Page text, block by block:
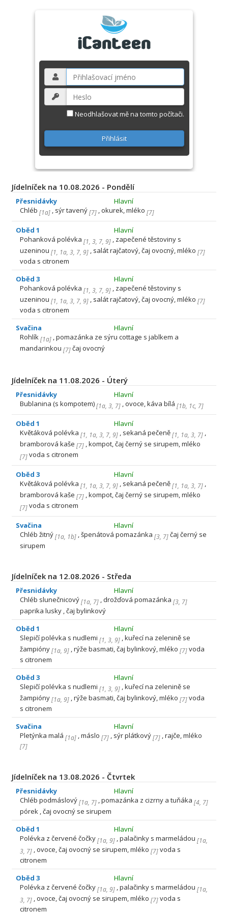
Neodhlašovat mě na tomto počítači.
Jídelníček na 10.08.2026 - Pondělí
Přesnidávky
Hlavní
Chléb [1a] , sýr tavený[7] , okurek, mléko [7]
Oběd 1
Hlavní
Pohanková polévka [1, 3, 7, 9] , zapečené těstoviny s
uzeninou [1, 1a, 3, 7, 9] , salát rajčatový, čaj ovocný, mléko [7]
voda s citronem
Oběd 3
Hlavní
Pohanková polévka [1, 3, 7, 9] , zapečené těstoviny s
uzeninou [1, 1a, 3, 7, 9] , salát rajčatový, čaj ovocný, mléko [7]
voda s citronem
Svačina
Hlavní
Rohlík[1a] , pomazánka ze sýru cottage s jablkem a
mandarinkou [7]čaj ovocný
Jídelníček na 11.08.2026 - Úterý
Přesnidávky
Hlavní
Bublanina (s kompotem)[1a, 3, 7] , ovoce, káva bílá [1b, 1c, 7]
Oběd 1
Hlavní
Květáková polévka [1, 1a, 3, 7, 9] , sekaná pečeně[1, 1a, 3, 7] ,
bramborová kaše [7] , kompot, čaj černý se sirupem, mléko
[7]voda s citronem
Oběd 3
Hlavní
Květáková polévka [1, 1a, 3, 7, 9] , sekaná pečeně[1, 1a, 3, 7] ,
bramborová kaše [7] , kompot, čaj černý se sirupem, mléko
[7]voda s citronem
Svačina
Hlavní
Chléb žitný[1a, 1b] , špenátová pomazánka [3, 7]čaj černý se
sirupem
Jídelníček na 12.08.2026 - Středa
Přesnidávky
Hlavní
Chléb slunečnicový[1a, 7] , drožďová pomazánka [3, 7]
paprika lusky , čaj bylinkový
Oběd 1
Hlavní
Slepičí polévka s nudlemi [1, 3, 9] , kuřecí na zelenině se
žampióny[1a, 9] , rýže basmati, čaj bylinkový, mléko [7]voda
s citronem
Oběd 3
Hlavní
Slepičí polévka s nudlemi [1, 3, 9] , kuřecí na zelenině se
žampióny[1a, 9] , rýže basmati, čaj bylinkový, mléko [7]voda
s citronem
Svačina
Hlavní
Pletýnka malá [1a] , máslo [7] , sýr plátkový[7] , rajče, mléko
[7]
Jídelníček na 13.08.2026 - Čtvrtek
Přesnidávky
Hlavní
Chléb podmáslový[1a, 7] , pomazánka z cizrny a tuňáka [4, 7]
pórek , čaj ovocný se sirupem
Oběd 1
Hlavní
Polévka z červené čočky[1a, 9] , palačinky s marmeládou [1a,
3, 7] , ovoce, čaj ovocný se sirupem, mléko [7]voda s
citronem
Oběd 3
Hlavní
Polévka z červené čočky[1a, 9] , palačinky s marmeládou [1a,
3, 7] , ovoce, čaj ovocný se sirupem, mléko [7]voda s
citronem